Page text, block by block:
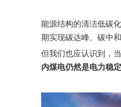
能源结构的清洁低碳
期实现碳达峰、碳中
但我们也应认识到，
内煤电仍然是电力稳